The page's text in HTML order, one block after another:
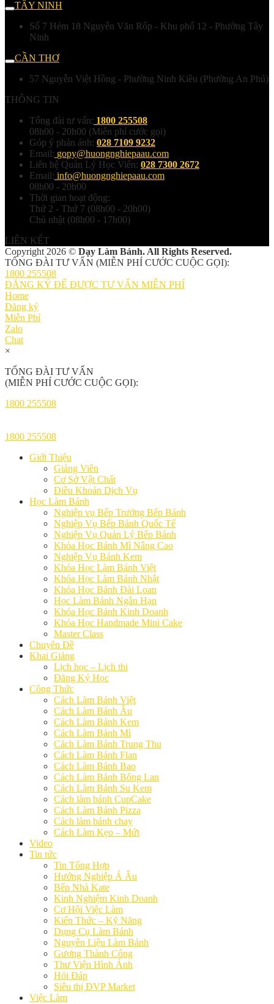
TÂY NINH
Số 7 Hẻm 18 Nguyễn Văn Rốp - Khu phố 12 - Phường Tây
Ninh
CẦN THƠ
57 Nguyễn Việt Hồng - Phường Ninh Kiều (Phường An Phú)
THÔNG TIN
Tổng đài tư vấn: 1800 255508
08h00 - 20h00 (Miễn phí cước gọi)
Góp ý phản ánh: 028 7109 9232
Email: gopy@huongnghiepaau.com
Liên hệ Quản Lý Học Viên: 028 7300 2672
Email: info@huongnghiepaau.com
08h00 - 20h00
Thời gian hoạt động:
Thứ 2 - Thứ 7 (08h00 - 20h00)
Chủ nhật (08h00 - 17h00)
LIÊN KẾT
Copyright 2026 © Dạy Làm Bánh. All Rights Reserved.
TỔNG ĐÀI TƯ VẤN (MIỄN PHÍ CƯỚC CUỘC GỌI):
1800 255508
ĐĂNG KÝ ĐỂ ĐƯỢC TƯ VẤN MIỄN PHÍ
Home
Đăng ký
Miễn Phí
Zalo
Chat
×
TỔNG ĐÀI TƯ VẤN
(MIỄN PHÍ CƯỚC CUỘC GỌI):
1800 255508
1800 255508
Giới Thiệu
Giảng Viên
Cơ Sở Vật Chất
Điều Khoản Dịch Vụ
Học Làm Bánh
Nghiệp vụ Bếp Trưởng Bếp Bánh
Nghiệp Vụ Bếp Bánh Quốc Tế
Nghiệp Vụ Quản Lý Bếp Bánh
Khóa Học Bánh Mì Nâng Cao
Nghiệp Vụ Bánh Kem
Khóa Học Làm Bánh Việt
Khóa Học Làm Bánh Nhật
Khóa Học Bánh Đài Loan
Học Làm Bánh Ngắn Hạn
Khóa Học Bánh Kinh Doanh
Khóa Học Handmade Mini Cake
Master Class
Chuyên Đề
Khai Giảng
Lịch học – Lịch thi
Đăng Ký Học
Công Thức
Cách Làm Bánh Việt
Cách Làm Bánh Âu
Cách Làm Bánh Kem
Cách Làm Bánh Mì
Cách Làm Bánh Trung Thu
Cách Làm Bánh Flan
Cách Làm Bánh Bao
Cách Làm Bánh Bông Lan
Cách Làm Bánh Su Kem
Cách làm bánh CupCake
Cách Làm Bánh Pizza
Cách làm bánh chay
Cách Làm Kẹo – Mứt
Video
Tin tức
Tin Tổng Hợp
Hướng Nghiệp Á Âu
Bếp Nhà Kate
Kinh Nghiệm Kinh Doanh
Cơ Hội Việc Làm
Kiến Thức – Kỹ Năng
Dụng Cụ Làm Bánh
Nguyên Liệu Làm Bánh
Gương Thành Công
Thư Viện Hình Ảnh
Hỏi Đáp
Siêu thị ĐVP Market
Việc Làm